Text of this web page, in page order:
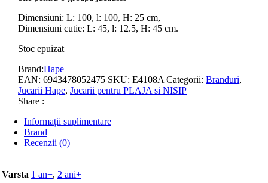
Dimensiuni: L: 100, l: 100, H: 25 cm,
Dimensiuni cutie: L: 45, l: 12.5, H: 45 cm.
Stoc epuizat
Brand:Hape
EAN: 6943478052475 SKU: E4108A Categorii: Branduri,
Jucarii Hape, Jucarii pentru PLAJA si NISIP
Share :
Informații suplimentare
Brand
Recenzii (0)
Varsta 1 an+, 2 ani+